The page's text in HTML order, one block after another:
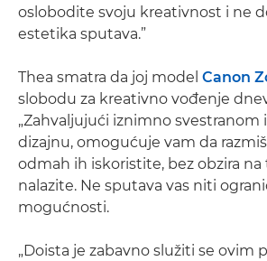
oslobodite svoju kreativnost i ne
estetika sputava.”
Thea smatra da joj model Canon
slobodu za kreativno vođenje
„Zahvaljujući iznimno svestranom
dizajnu, omogućuje vam da
odmah ih iskoristite, bez obzira na
nalazite. Ne sputava vas niti
mogućnosti.
„Doista je zabavno služiti se ovim